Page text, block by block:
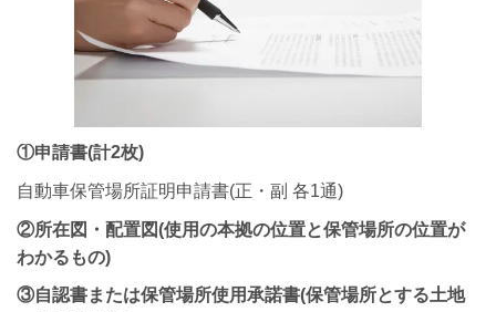
①申請書(計2枚)
自動車保管場所証明申請書(正・副 各1通)
②所在図・配置図(使用の本拠の位置と保管場所の位置が
わかるもの)
③自認書または保管場所使用承諾書(保管場所とする土地